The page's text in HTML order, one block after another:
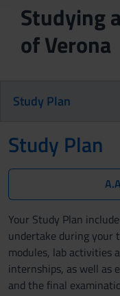
Studying
of Verona
Study Plan
Study Plan
Your Study Plan
undertake during your
modules, lab activities
internships, as well as
and the final